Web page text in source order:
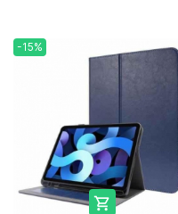
-15%
